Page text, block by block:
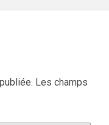
Les champs